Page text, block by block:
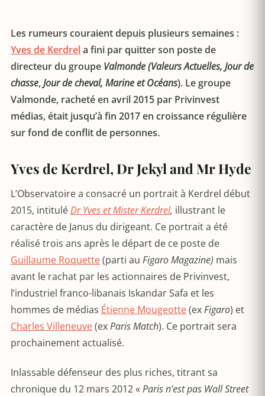
Les rumeurs couraient depuis plusieurs semaines :
Yves de Kerdrela fini par quitter son poste de
directeur du groupe Valmonde (Valeurs Actuelles, Jour de
chasse,Jour de cheval, Marine et Océans). Le groupe
Valmonde, racheté en avril 2015 par Privinvest
médias, était jusqu’à fin 2017 en croissance régulière
sur fond de conflit de personnes.
Yves de Kerdrel, Dr Jekyl and Mr Hyde
L’Observatoire a consacré un portrait à Kerdrel début
2015, intituléDr Yves et MisterKerdrel, illustrant le
caractère de Janus du dirigeant. Ce portrait a été
réalisé trois ans après le départ de ce poste de
Guillaume Roquette(parti au Figaro Magazine) mais
avant le rachat par les actionnaires de Privinvest,
l’industriel franco-libanais Iskandar Safa et les
hommes de médias Étienne Mougeotte(exFigaro) et
Charles Villeneuve(exParis Match). Ce portrait sera
prochainement actualisé.
Inlassable défenseur des plus riches, titrant sa
chronique du 12 mars 2012 « Paris n’est pas Wall Street